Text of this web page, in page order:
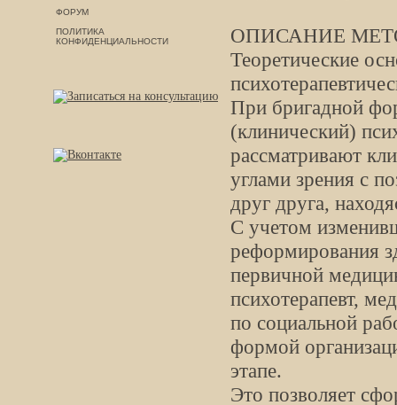
ФОРУМ
ПОЛИТИКА
КОНФИДЕНЦИАЛЬНОСТИ
ОПИСАНИЕ
Теоретические
При бригадной
(клинический)
рассматривают
углами зрения с
друг друга,
С учетом
реформирования
первичной
психотерапевт,
по социальной
формой
этапе.
Это позволяет